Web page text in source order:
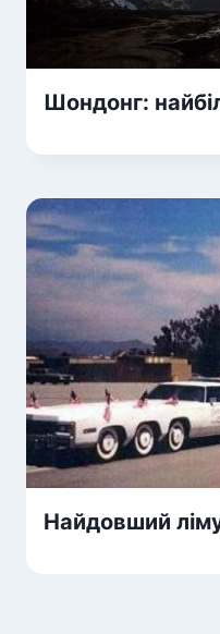
Шондонг:
Найдовший